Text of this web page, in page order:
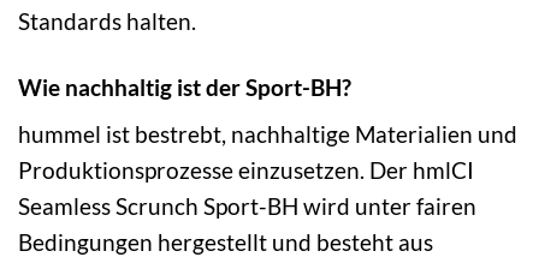
Standards halten.
Wie nachhaltig ist der Sport-BH?
hummel ist bestrebt, nachhaltige Materialien und
Produktionsprozesse einzusetzen. Der hmlCI
Seamless Scrunch Sport-BH wird unter fairen
Bedingungen hergestellt und besteht aus